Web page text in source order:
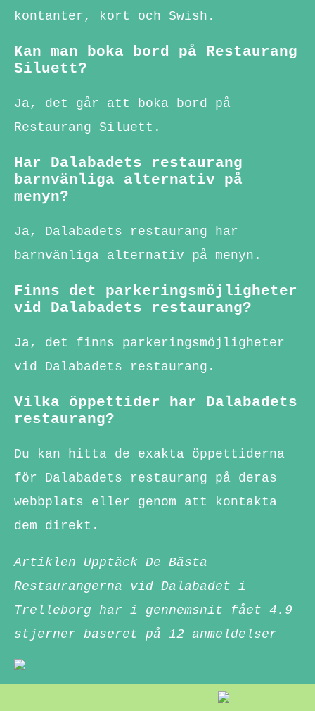
kontanter, kort och Swish.
Kan man boka bord på Restaurang
Siluett?
Ja, det går att boka bord på
Restaurang Siluett.
Har Dalabadets restaurang
barnvänliga alternativ på
menyn?
Ja, Dalabadets restaurang har
barnvänliga alternativ på menyn.
Finns det parkeringsmöjligheter
vid Dalabadets restaurang?
Ja, det finns parkeringsmöjligheter
vid Dalabadets restaurang.
Vilka öppettider har Dalabadets
restaurang?
Du kan hitta de exakta öppettiderna
för Dalabadets restaurang på deras
webbplats eller genom att kontakta
dem direkt.
Artiklen Upptäck De Bästa
Restaurangerna vid Dalabadet i
Trelleborg har i gennemsnit fået 4.9
stjerner baseret på 12 anmeldelser